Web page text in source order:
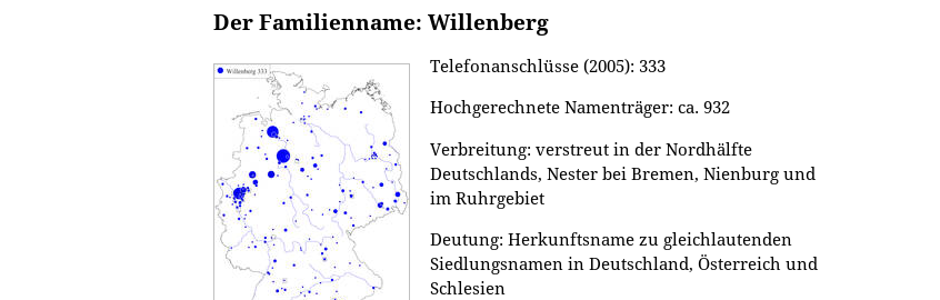
Der Familienname: Willenberg
Telefonanschlüsse (2005): 333
Hochgerechnete Namenträger: ca. 932
Verbreitung: verstreut in der Nordhälfte
Deutschlands, Nester bei Bremen, Nienburg und
im Ruhrgebiet
Deutung: Herkunftsname zu gleichlautenden
Siedlungsnamen in Deutschland, Österreich und
Schlesien